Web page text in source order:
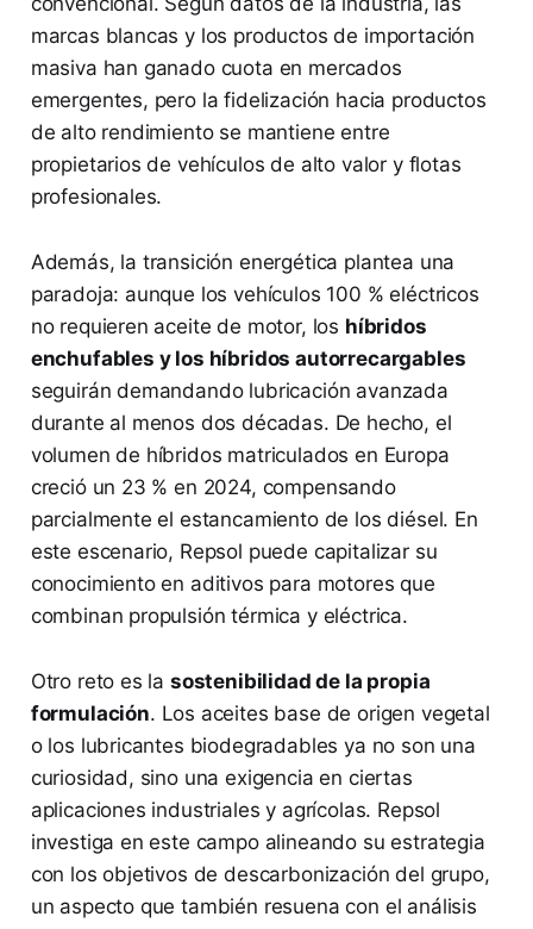
marcas blancas y los productos de importación
masiva han ganado cuota en mercados
emergentes, pero la fidelización hacia productos
de alto rendimiento se mantiene entre
propietarios de vehículos de alto valor y flotas
profesionales.
Además, la transición energética plantea una
paradoja: aunque los vehículos 100 % eléctricos
no requieren aceite de motor, los híbridos
enchufables y los híbridos autorrecargables
seguirán demandando lubricación avanzada
durante al menos dos décadas. De hecho, el
volumen de híbridos matriculados en Europa
creció un 23 % en 2024, compensando
parcialmente el estancamiento de los diésel. En
este escenario, Repsol puede capitalizar su
conocimiento en aditivos para motores que
combinan propulsión térmica y eléctrica.
Otro reto es la sostenibilidad de la propia
formulación. Los aceites base de origen vegetal
o los lubricantes biodegradables ya no son una
curiosidad, sino una exigencia en ciertas
aplicaciones industriales y agrícolas. Repsol
investiga en este campo alineando su estrategia
con los objetivos de descarbonización del grupo,
un aspecto que también resuena con el análisis